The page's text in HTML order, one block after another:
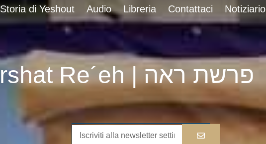
Storia di Yeshout Audio Libreria Contattaci Notiziario
Parshat Re´eh | פרשת ראה